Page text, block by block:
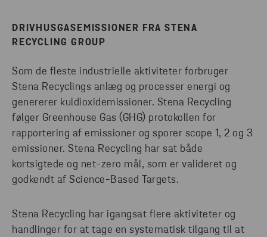
DRIVHUSGASEMISSIONER FRA STENA
RECYCLING GROUP
Som de fleste industrielle aktiviteter forbruger
Stena Recyclings anlæg og processer energi og
genererer kuldioxidemissioner. Stena Recycling
følger Greenhouse Gas (GHG) protokollen for
rapportering af emissioner og sporer scope 1, 2 og 3
emissioner. Stena Recycling har sat både
kortsigtede og net-zero mål, som er valideret og
godkendt af Science-Based Targets.
Stena Recycling har igangsat flere aktiviteter og
handlinger for at tage en systematisk tilgang til at